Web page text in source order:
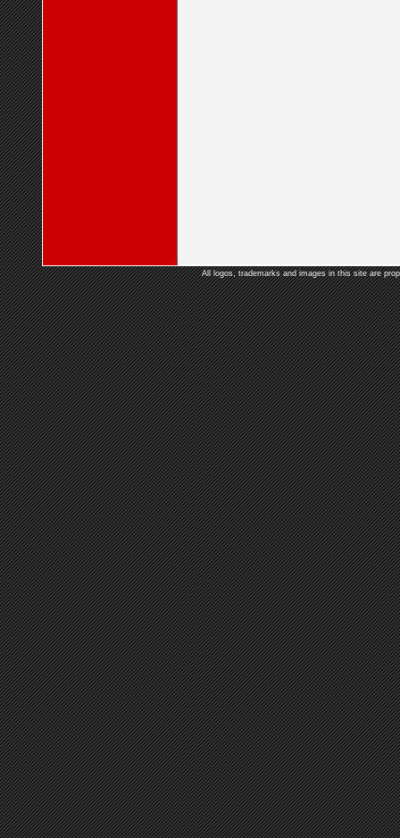
All logos, trademarks and images in this site are